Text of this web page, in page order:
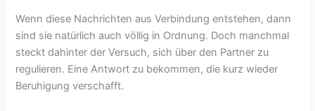
Wenn diese Nachrichten aus Verbindung entstehen, dann
sind sie natürlich auch völlig in Ordnung. Doch manchmal
steckt dahinter der Versuch, sich über den Partner zu
regulieren. Eine Antwort zu bekommen, die kurz wieder
Beruhigung verschafft.